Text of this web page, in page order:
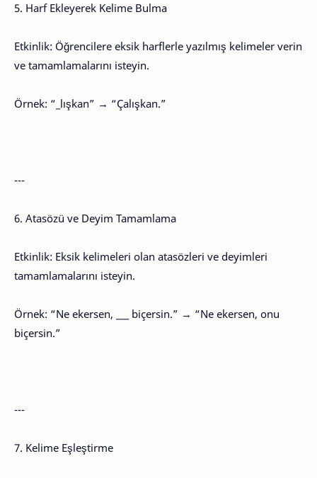
5. Harf Ekleyerek Kelime Bulma
Etkinlik: Öğrencilere eksik harflerle yazılmış kelimeler verin
ve tamamlamalarını isteyin.
Örnek: “_lışkan” → “Çalışkan.”
---
6. Atasözü ve Deyim Tamamlama
Etkinlik: Eksik kelimeleri olan atasözleri ve deyimleri
tamamlamalarını isteyin.
Örnek: “Ne ekersen, ___ biçersin.” → “Ne ekersen, onu
biçersin.”
---
7. Kelime Eşleştirme